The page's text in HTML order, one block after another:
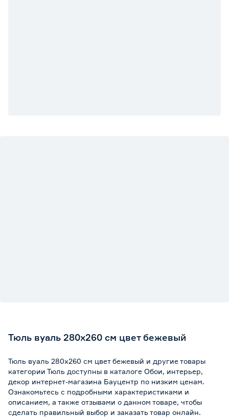
Тюль вуаль 280х260 см цвет бежевый
Тюль вуаль 280х260 см цвет бежевый и другие товары
категории Тюль доступны в каталоге Обои, интерьер,
декор интернет-магазина Бауцентр по низким ценам.
Ознакомьтесь с подробными характеристиками и
описанием, а также отзывами о данном товаре, чтобы
сделать правильный выбор и заказать товар онлайн.